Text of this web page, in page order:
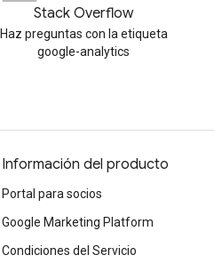
Stack Overflow
Haz preguntas con la etiqueta
google-analytics
Información del producto
Portal para socios
Google Marketing Platform
Condiciones del Servicio